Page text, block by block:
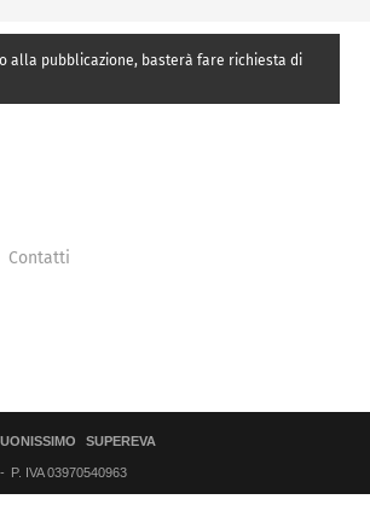
alla pubblicazione, basterà fare richiesta di
Contatti
SUPEREVA
P. IVA 03970540963